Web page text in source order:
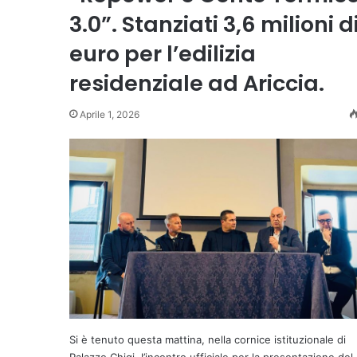
3.0”. Stanziati 3,6 milioni
euro per l’edilizia
residenziale ad Ariccia.
Aprile 1, 2026
Si è tenuto questa mattina, nella cornice istituzionale di